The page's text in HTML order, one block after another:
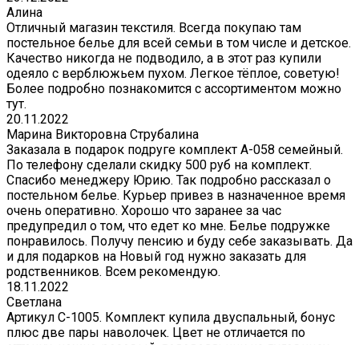
Алина
Отличный магазин текстиля. Всегда покупаю там
постельное белье для всей семьи в том числе и детское.
Качество никогда не подводило, а в этот раз купили
одеяло с верблюжьем пухом. Легкое тёплое, советую!
Более подробно познакомится с ассортиментом можно
тут.
20.11.2022
Марина Викторовна Струбалина
Заказала в подарок подруге комплект А-058 семейный.
По телефону сделали скидку 500 руб на комплект.
Спасибо менеджеру Юрию. Так подробно рассказал о
постельном белье. Курьер привез в назначенное время
очень оперативно. Хорошо что заранее за час
предупредил о том, что едет ко мне. Белье подружке
понравилось. Получу пенсию и буду себе заказывать. Да
и для подарков на Новый год нужно заказать для
родственников. Всем рекомендую.
18.11.2022
Светлана
Артикул С-1005. Комплект купила двуспальный, бонус
плюс две пары наволочек. Цвет не отличается по